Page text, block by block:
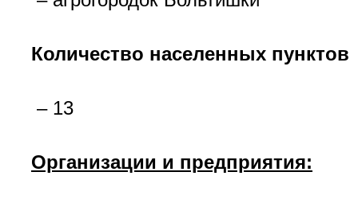
Количество населенных пунктов
– 13
Организации и предприятия: